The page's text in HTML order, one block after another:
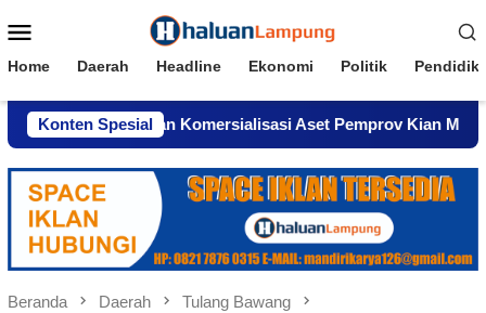
ke
Mobile
Home Daerah Headline Ekonomi Politik
Konten Spesial
Dugaan Komersialisasi Aset Pemprov Kian Menguat
Beranda Daerah Tulang Bawang